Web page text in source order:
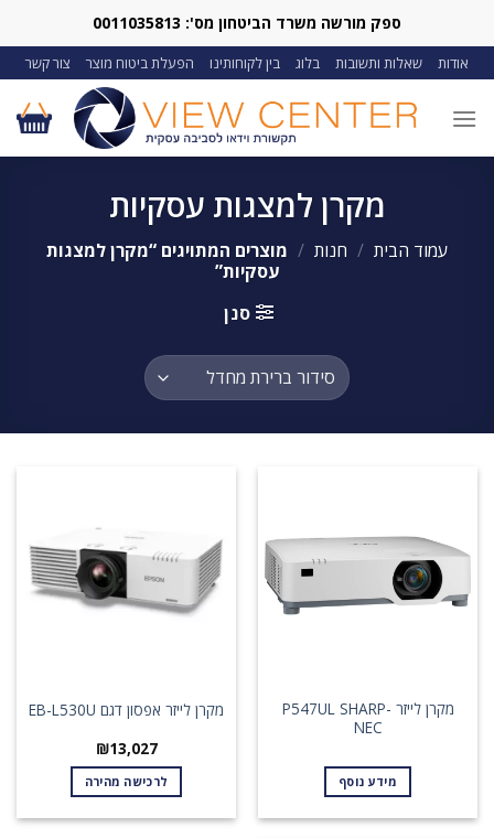
content
ספק מורשה משרד הביטחון מס': 0011035813
אודות שאלות ותשובות בלוג בין לקוחותינו הפעלת ביטוח מוצר צור קשר
מקרן למצגות עסקיות
עמוד הבית / חנות / מוצרים המתויגים “מקרן למצגות
עסקיות”
סנן
מקרן לייזר P547UL SHARP-
NEC
מידע נוסף
מקרן לייזר אפסון דגם EB-L530U
₪13,027
לרכישה מהירה